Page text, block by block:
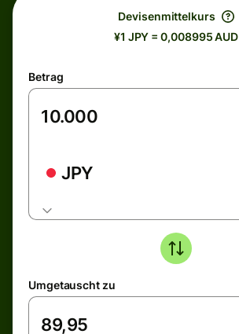
Devisenmittelkurs
¥1 JPY = 0,008995 AUD
Betrag
JPY
Umgetauscht zu